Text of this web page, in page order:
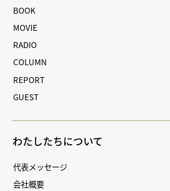
BOOK
MOVIE
RADIO
COLUMN
REPORT
GUEST
わたしたちについて
代表メッセージ
会社概要